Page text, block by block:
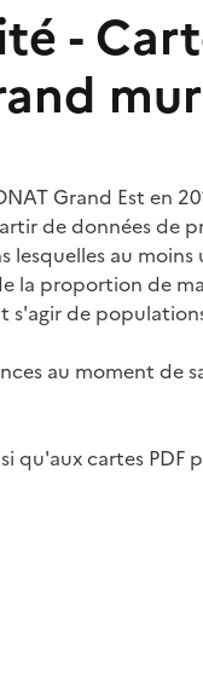
-
Grand Est en
de données de
lesquelles au
proportion de
de
au moment de
qu'aux cartes